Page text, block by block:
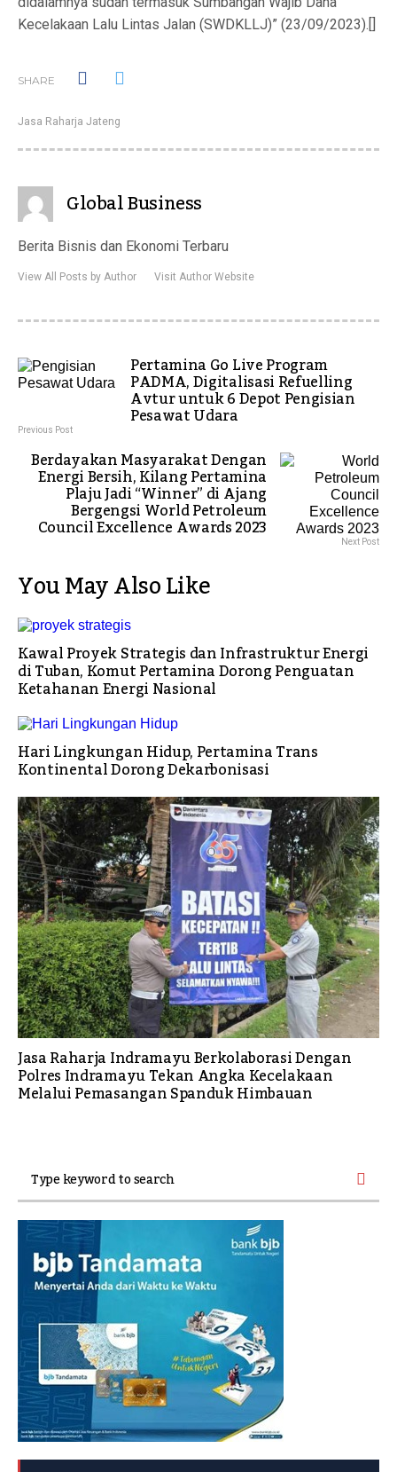
Kecelakaan Lalu Lintas Jalan (SWDKLLJ)” (23/09/2023).[]
SHARE
Jasa Raharja Jateng
Global Business
Berita Bisnis dan Ekonomi Terbaru
View All Posts by Author Visit Author Website
Pertamina Go Live Program
PADMA, Digitalisasi Refuelling
Avtur untuk 6 Depot Pengisian
Pesawat Udara
Previous Post
Berdayakan Masyarakat Dengan
Energi Bersih, Kilang Pertamina
Plaju Jadi “Winner” di Ajang
Bergengsi World Petroleum
Council Excellence Awards 2023 Next Post
You May Also Like
Kawal Proyek Strategis dan Infrastruktur Energi
di Tuban, Komut Pertamina Dorong Penguatan
Ketahanan Energi Nasional
Hari Lingkungan Hidup, Pertamina Trans
Kontinental Dorong Dekarbonisasi
Jasa Raharja Indramayu Berkolaborasi Dengan
Polres Indramayu Tekan Angka Kecelakaan
Melalui Pemasangan Spanduk Himbauan